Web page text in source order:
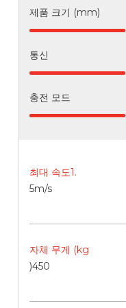
제품 크기 (mm)
통신
충전 모드
최대 속도1.
5m/s
자체 무게 (kg
)450